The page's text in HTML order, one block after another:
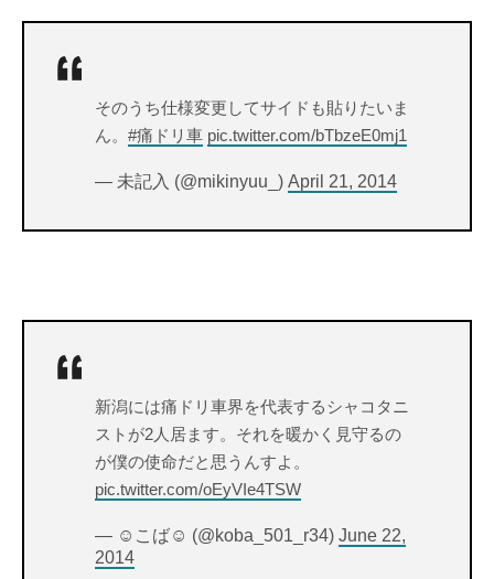
そのうち仕様変更してサイドも貼りたいま
ん。 #痛ドリ車 pic.twitter.com/bTbzeE0mj1
— 未記入 (@mikinyuu_) April 21, 2014
新潟には痛ドリ車界を代表するシャコタニ
ストが2人居ます。それを暖かく見守るの
が僕の使命だと思うんすよ。
pic.twitter.com/oEyVIe4TSW
— ☺︎こば☺︎ (@koba_501_r34) June 22,
2014